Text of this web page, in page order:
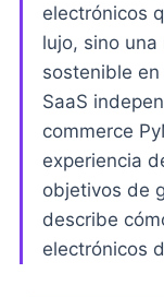
electrónicos
lujo, sino
sostenible
SaaS
commerce
experiencia
objetivos de
describe
electrónicos